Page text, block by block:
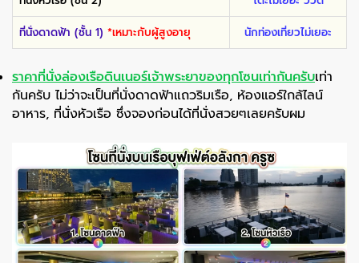
ที่นั่งดาดฟ้า (ชั้น 1) *เหมาะกับผู้สูงอายุ นักท่องเที่ยวไม่เยอะ
ราคาที่นั่งล่องเรือดินเนอร์เจ้าพระยาของทุกโซนเท่ากันครับเท่า
กันครับ ไม่ว่าจะเป็นที่นั่งดาดฟ้าแถวริมเรือ, ห้องแอร์ใกล้ไลน์
อาหาร, ที่นั่งหัวเรือ ซึ่งจองก่อนได้ที่นั่งสวยๆเลยครับผม